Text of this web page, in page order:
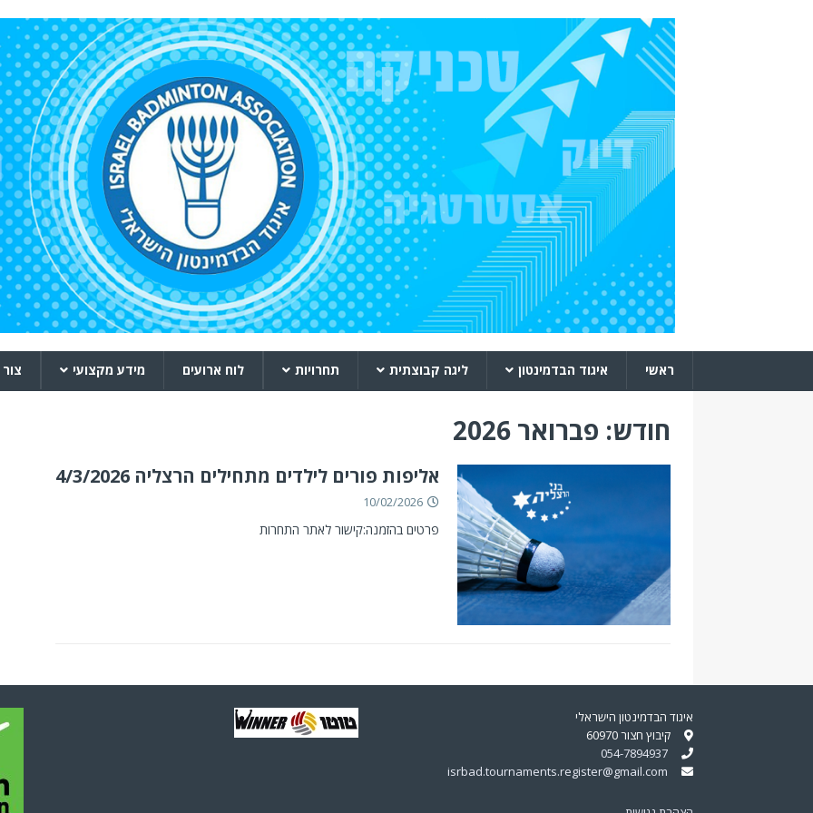
ראשי איגוד הבדמינטון ליגה קבוצתית תחרויות לוח ארועים מידע מקצועי
חודש: פברואר 2026
אליפות פורים לילדים מתחילים הרצליה 4/3/2026
10/02/2026
פרטים בהזמנה:קישור לאתר התחרות
איגוד הבדמינטון הישראלי
קיבוץ חצור 60970
054-7894937
isrbad.tournaments.register@gmail.com